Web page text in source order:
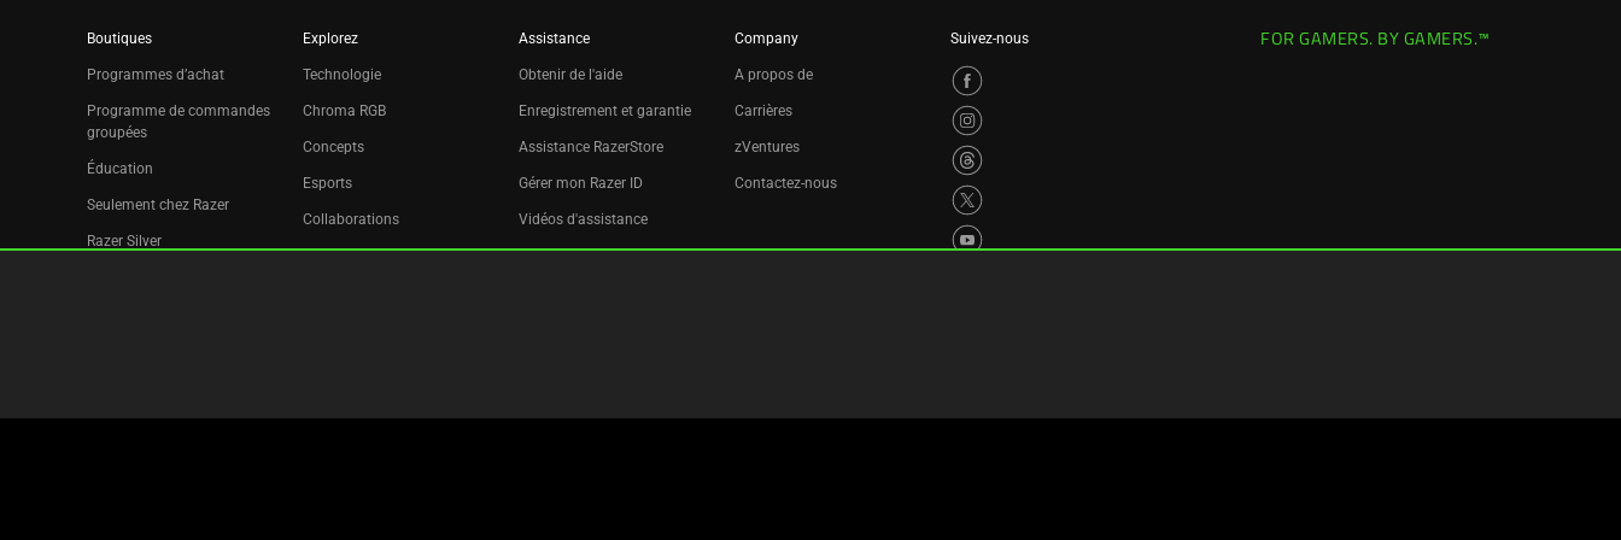
Boutiques
Programmes d’achat
Programme de commandes
groupées
Éducation
Seulement chez Razer
Razer Silver
Explorez
Technologie
Chroma RGB
Concepts
Esports
Collaborations
Assistance
Obtenir de l'aide
Enregistrement et garantie
Assistance RazerStore
Gérer mon Razer ID
Vidéos d'assistance
Programme de recyclage
Company
A propos de
Carrières
zVentures
Contactez-nous
Suivez-nous FOR GAMERS. BY GAMERS.™